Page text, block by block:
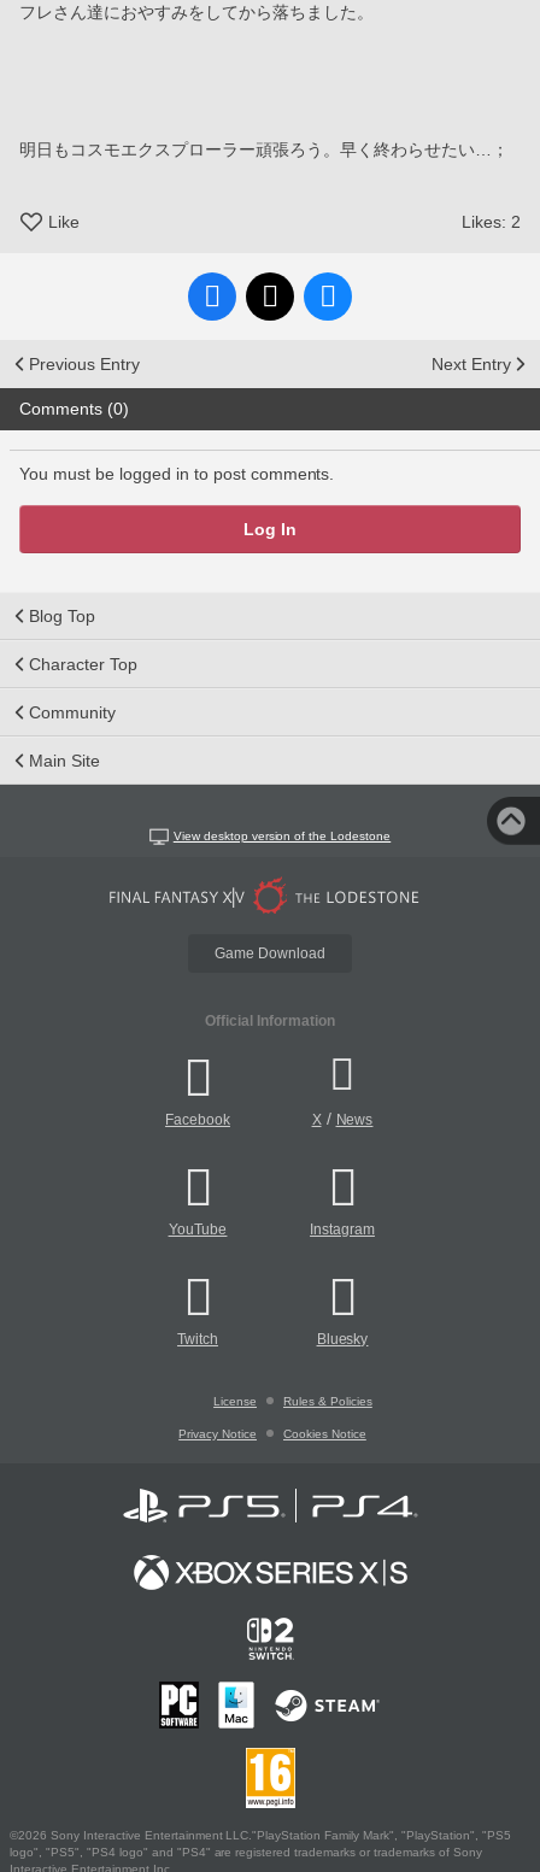
フレさん達におやすみをしてから落ちました。
明日もコスモエクスプローラー頑張ろう。早く終わらせたい…；
Like Likes: 2
Previous Entry Next Entry
Comments (0)
You must be logged in to post comments.
Log In
Blog Top
Character Top
Community
Main Site
View desktop version of the Lodestone
Game Download
Official Information
Facebook X/ News
YouTube Instagram
Twitch Bluesky
License Rules & Policies
Privacy Notice Cookies Notice
©2026 Sony Interactive Entertainment LLC."PlayStation Family Mark", "PlayStation", "PS5
logo", "PS5", "PS4 logo" and "PS4" are registered trademarks or trademarks of Sony
Interactive Entertainment Inc.